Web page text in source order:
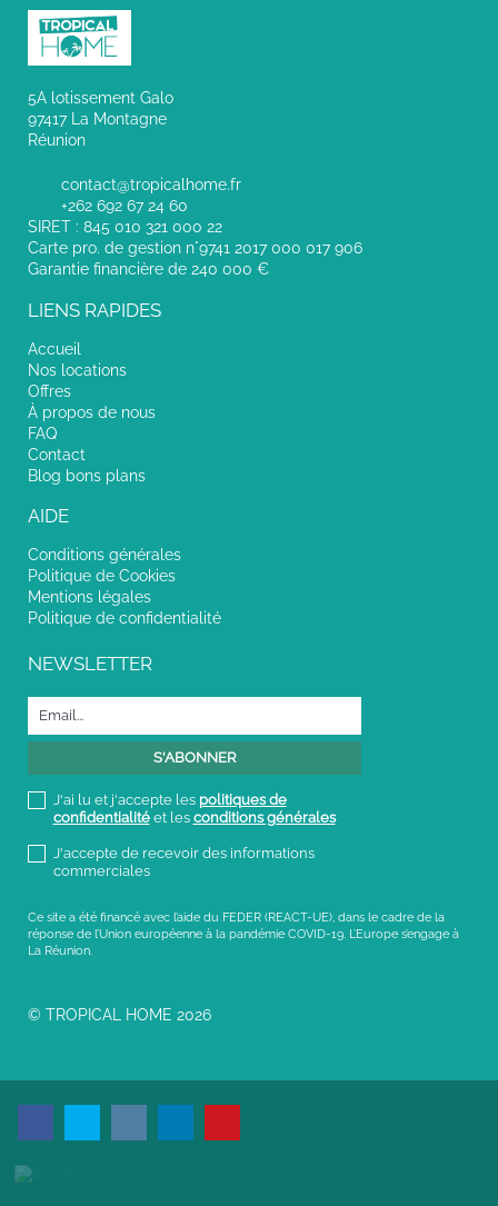
5A lotissement Galo
97417 La Montagne
Réunion
contact@tropicalhome.fr
+262 692 67 24 60
SIRET : 845 010 321 000 22
Carte pro. de gestion n°9741 2017 000 017 906
Garantie financière de 240 000 €
LIENS RAPIDES
Accueil
Nos locations
Offres
À propos de nous
FAQ
Contact
Blog bons plans
AIDE
Conditions générales
Politique de Cookies
Mentions légales
Politique de confidentialité
NEWSLETTER
J'ai lu et j'accepte les politiques de
confidentialitéet les conditions générales
J'accepte de recevoir des informations
commerciales
Ce site a été financé avec l’aide du FEDER (REACT-UE), dans le cadre de la
réponse de l’Union européenne à la pandémie COVID-19. L’Europe s’engage à
La Réunion.
© TROPICAL HOME 2026